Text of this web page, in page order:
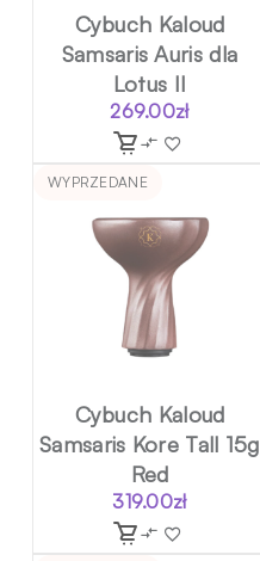
Cybuch Kaloud
Samsaris Auris dla
Lotus II
269.00zł
WYPRZEDANE
Cybuch Kaloud
Samsaris Kore Tall 15g
Red
319.00zł